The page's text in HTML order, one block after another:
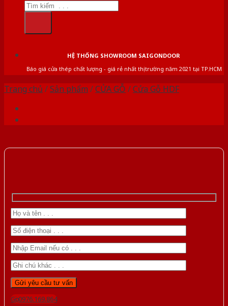
HỆ THỐNG SHOWROOM SAIGONDOOR
Báo giá cửa thép chất lượng - giá rẻ nhất thị trường năm 2021 tại TP.HCM
Trang chủ /Sản phẩm /CỬA GỖ /Cửa Gỗ HDF
Gọi 0976.169.864